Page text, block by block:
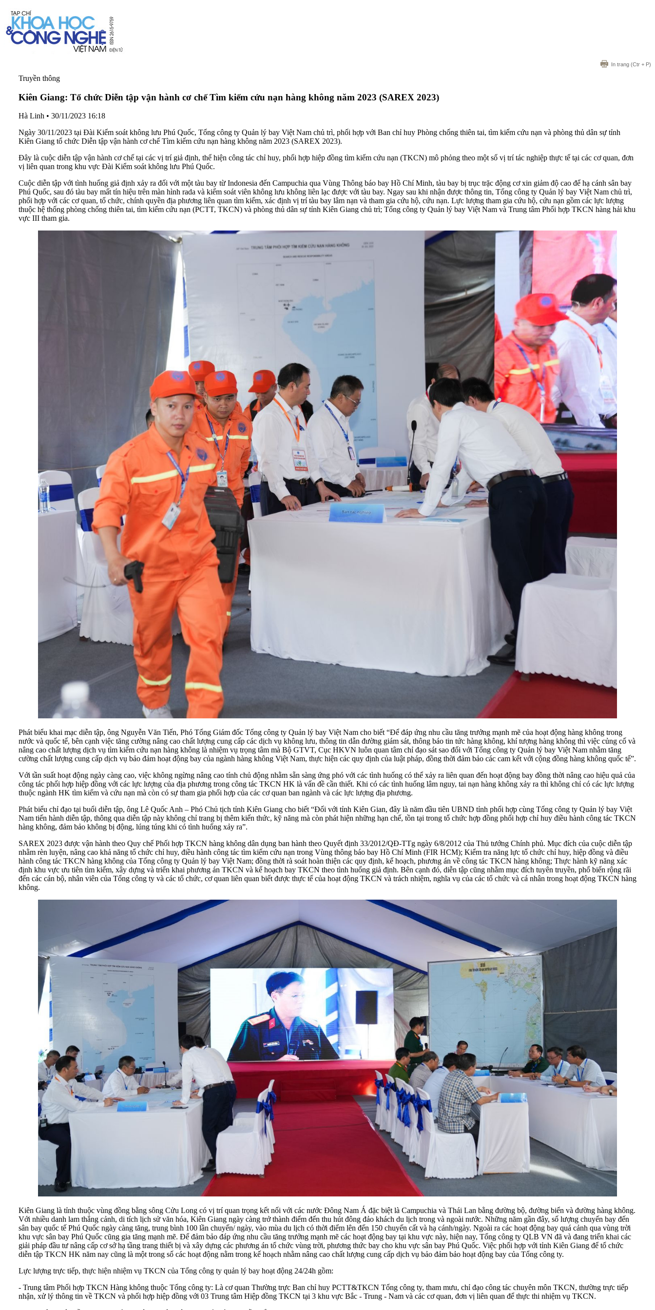
In trang (Ctr + P)
Truyền thông
Kiên Giang: Tổ chức Diễn tập vận hành cơ chế Tìm kiếm cứu nạn hàng không năm 2023 (SAREX 2023)
Hà Linh • 30/11/2023 16:18
Ngày 30/11/2023 tại Đài Kiểm soát không lưu Phú Quốc, Tổng công ty Quản lý bay Việt Nam chủ trì, phối hợp với Ban chỉ huy Phòng chống thiên tai, tìm kiếm cứu nạn và phòng thủ dân sự tỉnh
Kiên Giang tổ chức Diễn tập vận hành cơ chế Tìm kiếm cứu nạn hàng không năm 2023 (SAREX 2023).
Đây là cuộc diễn tập vận hành cơ chế tại các vị trí giả định, thể hiện công tác chỉ huy, phối hợp hiệp đồng tìm kiếm cứu nạn (TKCN) mô phỏng theo một số vị trí tác nghiệp thực tế tại các cơ quan, đơn
vị liên quan trong khu vực Đài Kiểm soát không lưu Phú Quốc.
Cuộc diễn tập với tình huống giả định xảy ra đối với một tàu bay từ Indonesia đến Campuchia qua Vùng Thông báo bay Hồ Chí Minh, tàu bay bị trục trặc động cơ xin giảm độ cao để hạ cánh sân bay
Phú Quốc, sau đó tàu bay mất tín hiệu trên màn hình rada và kiểm soát viên không lưu không liên lạc được với tàu bay. Ngay sau khi nhận được thông tin, Tổng công ty Quản lý bay Việt Nam chủ trì,
phối hợp với các cơ quan, tổ chức, chính quyền địa phương liên quan tìm kiếm, xác định vị trí tàu bay lâm nạn và tham gia cứu hộ, cứu nạn. Lực lượng tham gia cứu hộ, cứu nạn gồm các lực lượng
thuộc hệ thống phòng chống thiên tai, tìm kiếm cứu nạn (PCTT, TKCN) và phòng thủ dân sự tỉnh Kiên Giang chủ trì; Tổng công ty Quản lý bay Việt Nam và Trung tâm Phối hợp TKCN hàng hải khu
vực III tham gia.
Phát biểu khai mạc diễn tập, ông Nguyễn Văn Tiến, Phó Tổng Giám đốc Tổng công ty Quản lý bay Việt Nam cho biết “Để đáp ứng nhu cầu tăng trưởng mạnh mẽ của hoạt động hàng không trong
nước và quốc tế, bên cạnh việc tăng cường nâng cao chất lượng cung cấp các dịch vụ không lưu, thông tin dẫn đường giám sát, thông báo tin tức hàng không, khí tượng hàng không thì việc củng cố và
nâng cao chất lượng dịch vụ tìm kiếm cứu nạn hàng không là nhiệm vụ trọng tâm mà Bộ GTVT, Cục HKVN luôn quan tâm chỉ đạo sát sao đối với Tổng công ty Quản lý bay Việt Nam nhằm tăng
cường chất lượng cung cấp dịch vụ bảo đảm hoạt động bay của ngành hàng không Việt Nam, thực hiện các quy định của luật pháp, đồng thời đảm bảo các cam kết với cộng đồng hàng không quốc tế”.
Với tần suất hoạt động ngày càng cao, việc không ngừng nâng cao tính chủ động nhằm sẵn sàng ứng phó với các tình huống có thể xảy ra liên quan đến hoạt động bay đồng thời nâng cao hiệu quả của
công tác phối hợp hiệp đồng với các lực lượng của địa phương trong công tác TKCN HK là vấn đề cần thiết. Khi có các tình huống lâm nguy, tai nạn hàng không xảy ra thì không chỉ có các lực lượng
thuộc ngành HK tìm kiếm và cứu nạn mà còn có sự tham gia phối hợp của các cơ quan ban ngành và các lực lượng địa phương.
Phát biểu chỉ đạo tại buổi diễn tập, ông Lê Quốc Anh – Phó Chủ tịch tỉnh Kiên Giang cho biết “Đối với tỉnh Kiên Gian, đây là năm đầu tiên UBND tỉnh phối hợp cùng Tổng công ty Quản lý bay Việt
Nam tiến hành diễn tập, thông qua diễn tập này không chỉ trang bị thêm kiến thức, kỹ năng mà còn phát hiện những hạn chế, tồn tại trong tổ chức hợp đồng phối hợp chỉ huy điều hành công tác TKCN
hàng không, đảm bảo không bị động, lúng túng khi có tình huống xảy ra”.
SAREX 2023 được vận hành theo Quy chế Phối hợp TKCN hàng không dân dụng ban hành theo Quyết định 33/2012/QĐ-TTg ngày 6/8/2012 của Thủ tướng Chính phủ. Mục đích của cuộc diễn tập
nhằm rèn luyện, nâng cao khả năng tổ chức chỉ huy, điều hành công tác tìm kiếm cứu nạn trong Vùng thông báo bay Hồ Chí Minh (FIR HCM); Kiểm tra năng lực tổ chức chỉ huy, hiệp đồng và điều
hành công tác TKCN hàng không của Tổng công ty Quản lý bay Việt Nam; đồng thời rà soát hoàn thiện các quy định, kế hoạch, phương án về công tác TKCN hàng không; Thực hành kỹ năng xác
định khu vực ưu tiên tìm kiếm, xây dựng và triển khai phương án TKCN và kế hoạch bay TKCN theo tình huống giả định. Bên cạnh đó, diễn tập cũng nhằm mục đích tuyên truyền, phổ biến rộng rãi
đến các cán bộ, nhân viên của Tổng công ty và các tổ chức, cơ quan liên quan biết được thực tế của hoạt động TKCN và trách nhiệm, nghĩa vụ của các tổ chức và cá nhân trong hoạt động TKCN hàng
không.
Kiên Giang là tỉnh thuộc vùng đồng bằng sông Cửu Long có vị trí quan trọng kết nối với các nước Đông Nam Á đặc biệt là Campuchia và Thái Lan bằng đường bộ, đường biển và đường hàng không.
Với nhiều danh lam thắng cảnh, di tích lịch sử văn hóa, Kiên Giang ngày càng trở thành điểm đến thu hút đông đảo khách du lịch trong và ngoài nước. Những năm gần đây, số lượng chuyến bay đến
sân bay quốc tế Phú Quốc ngày càng tăng, trung bình 100 lần chuyến/ ngày, vào mùa du lịch có thời điểm lên đến 150 chuyến cất và hạ cánh/ngày. Ngoài ra các hoạt động bay quá cảnh qua vùng trời
khu vực sân bay Phú Quốc cũng gia tăng mạnh mẽ. Để đảm bảo đáp ứng nhu cầu tăng trưởng mạnh mẽ các hoạt động bay tại khu vực này, hiện nay, Tổng công ty QLB VN đã và đang triển khai các
giải pháp đầu tư nâng cấp cơ sở hạ tầng trang thiết bị và xây dựng các phương án tổ chức vùng trời, phương thức bay cho khu vực sân bay Phú Quốc. Việc phối hợp với tỉnh Kiên Giang để tổ chức
diễn tập TKCN HK năm nay cũng là một trong số các hoạt động nằm trong kế hoạch nhằm nâng cao chất lượng cung cấp dịch vụ bảo đảm bảo hoạt động bay của Tổng công ty.
Lực lượng trực tiếp, thực hiện nhiệm vụ TKCN của Tổng công ty quản lý bay hoạt động 24/24h gồm:
- Trung tâm Phối hợp TKCN Hàng không thuộc Tổng công ty: Là cơ quan Thường trực Ban chỉ huy PCTT&TKCN Tổng công ty, tham mưu, chỉ đạo công tác chuyên môn TKCN, thường trực tiếp
nhận, xử lý thông tin về TKCN và phối hợp hiệp đồng với 03 Trung tâm Hiệp đồng TKCN tại 3 khu vực Bắc - Trung - Nam và các cơ quan, đơn vị liên quan để thực thi nhiệm vụ TKCN.